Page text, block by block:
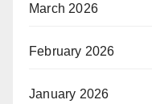
March 2026
February 2026
January 2026